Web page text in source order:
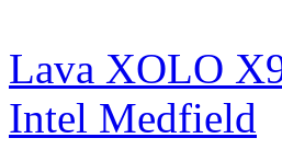
Lava XOLO
Intel Medfield